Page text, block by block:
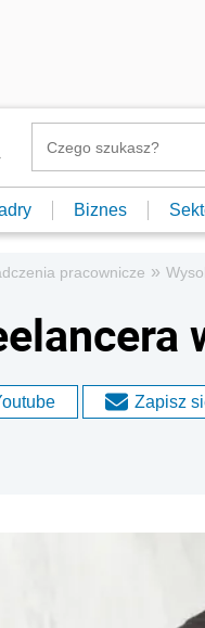
Biznes
pracownicze »
Zapisz